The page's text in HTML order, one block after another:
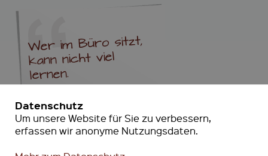
Wer im Büro sitzt,
kann nicht viel
lernen.
John Francis „Jack“ Welch,
Datenschutz
Um unsere Website für Sie zu verbessern,
erfassen wir anonyme Nutzungsdaten.